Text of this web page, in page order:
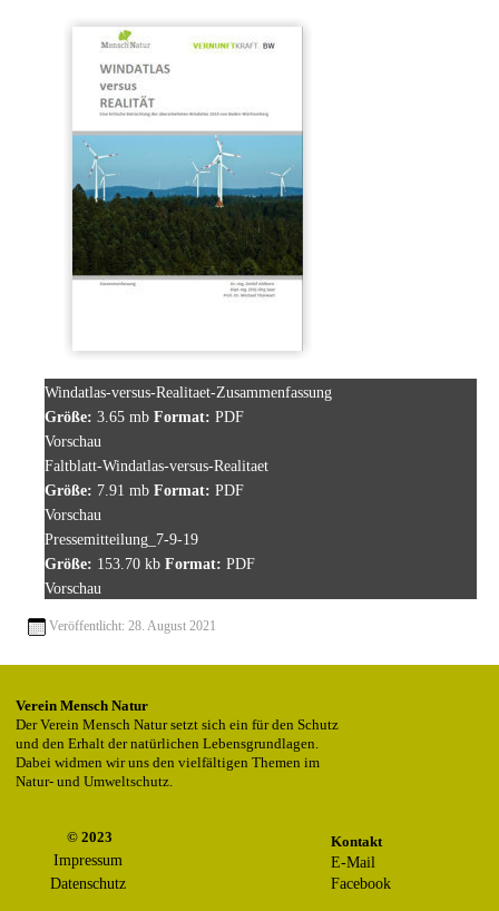
Windatlas-versus-Realitaet-Zusammenfassung
Größe: 3.65 mb Format: PDF
Vorschau
Faltblatt-Windatlas-versus-Realitaet
Größe: 7.91 mb Format: PDF
Vorschau
Pressemitteilung_7-9-19
Größe: 153.70 kb Format: PDF
Vorschau
Veröffentlicht: 28. August 2021
Verein Mensch Natur
Der Verein Mensch Natur setzt sich ein für den Schutz
und den Erhalt der natürlichen Lebensgrundlagen.
Dabei widmen wir uns den vielfältigen Themen im
Natur- und Umweltschutz.
© 2023
Impressum
Datenschutz
Kontakt
E-Mail
Facebook